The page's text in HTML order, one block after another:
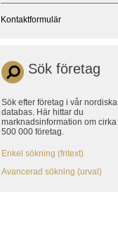
Kontaktformulär
Sök företag
Sök efter företag i vår nordiska
databas. Här hittar du
marknadsinformation om cirka
500 000 företag.
Enkel sökning (fritext)
Avancerad sökning (urval)